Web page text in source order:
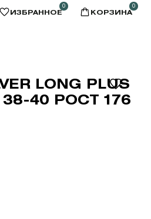
ИЗБРАННОЕ
0
КОРЗИНА
0
LONG PLUS
40 РОСТ 176